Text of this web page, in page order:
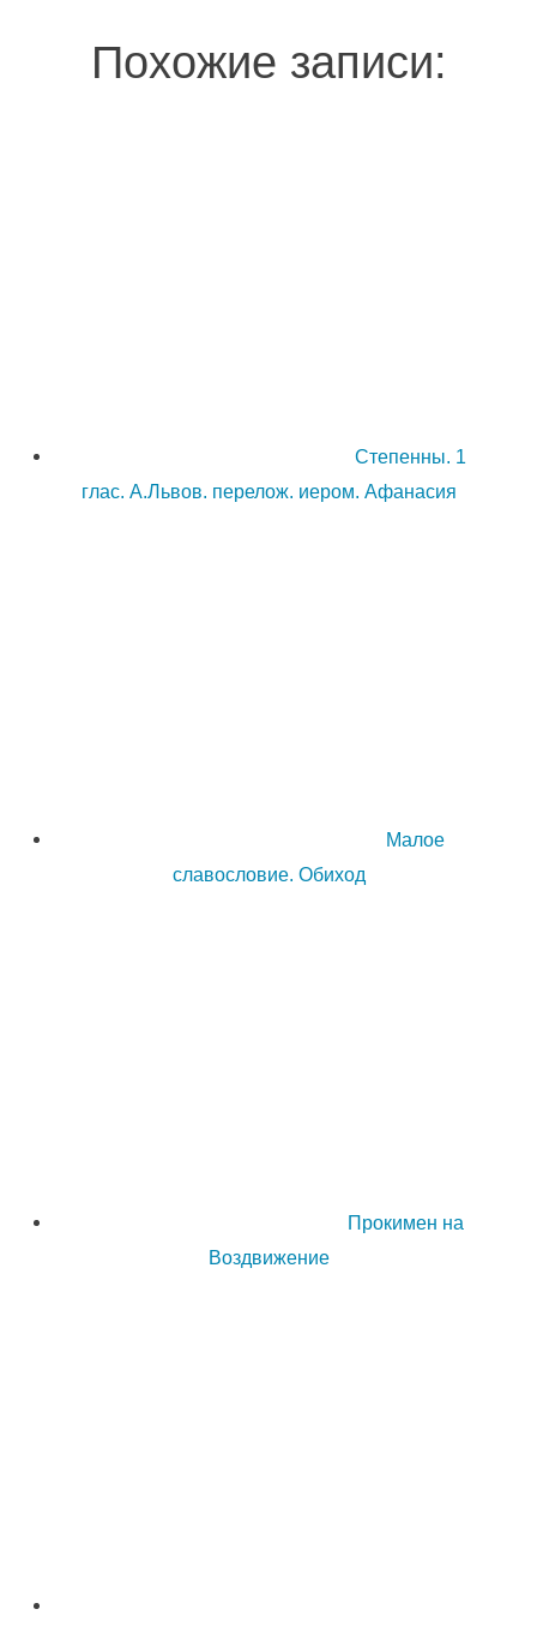
Похожие записи:
Степенны. 1
глас. А.Львов. перелож. иером. Афанасия
Малое
славословие. Обиход
Прокимен на
Воздвижение